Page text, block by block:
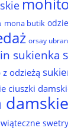
mona butik
orsay
sukienka
z odzieżą
ciuszki
swetry